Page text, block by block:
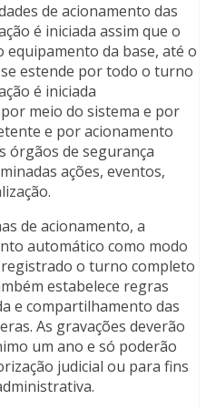
de acionamento das
é iniciada assim que o
da base, até o
estende por todo o turno
é iniciada
meio do sistema e por
e por acionamento
órgãos de segurança
ações, eventos,
de acionamento, a
automático como modo
o turno completo
estabelece regras
e compartilhamento das
As gravações deverão
um ano e só poderão
judicial ou para fins